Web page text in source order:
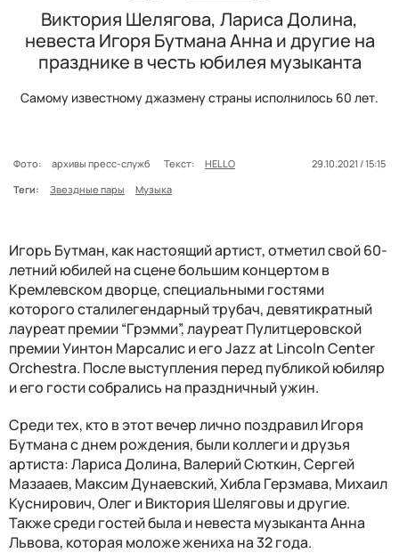
Виктория Шелягова, Лариса Долина,
невеста Игоря Бутмана Анна и другие на
празднике в честь юбилея музыканта
Самому известному джазмену страны исполнилось 60 лет.
Фото: архивы пресс-служб Текст: HELLO
29.10.2021 / 15:15
Теги:
Звездные пары Музыка
Игорь Бутман, как настоящий артист, отметил свой 60-
летний юбилей на сцене большим концертом в
Кремлевском дворце, специальными гостями
которого сталилегендарный трубач, девятикратный
лауреат премии “Грэмми”, лауреат Пулитцеровской
премии Уинтон Марсалис и его Jazz at Lincoln Center
Orchestra. После выступления перед публикой юбиляр
и его гости собрались на праздничный ужин.
Среди тех, кто в этот вечер лично поздравил Игоря
Бутмана с днем рождения, были коллеги и друзья
артиста: Лариса Долина, Валерий Сюткин, Сергей
Мазааев, Максим Дунаевский, Хибла Герзмава, Михаил
Куснирович, Олег и Виктория Шеляговы и другие.
Также среди гостей была и невеста музыканта Анна
Львова, которая моложе жениха на 32 года.